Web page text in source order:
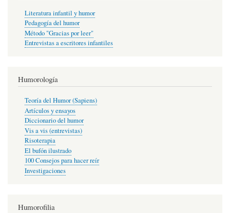
Literatura infantil y humor
Pedagogía del humor
Método "Gracias por leer"
Entrevistas a escritores infantiles
Humorología
Teoría del Humor (Sapiens)
Artículos y ensayos
Diccionario del humor
Vis a vis (entrevistas)
Risoterapia
El bufón ilustrado
100 Consejos para hacer reír
Investigaciones
Humorofilia